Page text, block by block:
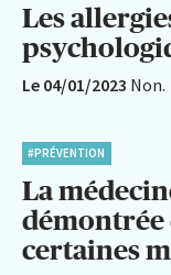
Les
Le 04/01/2023 Non.
#PRÉVENTION
La
démontrée
certaines